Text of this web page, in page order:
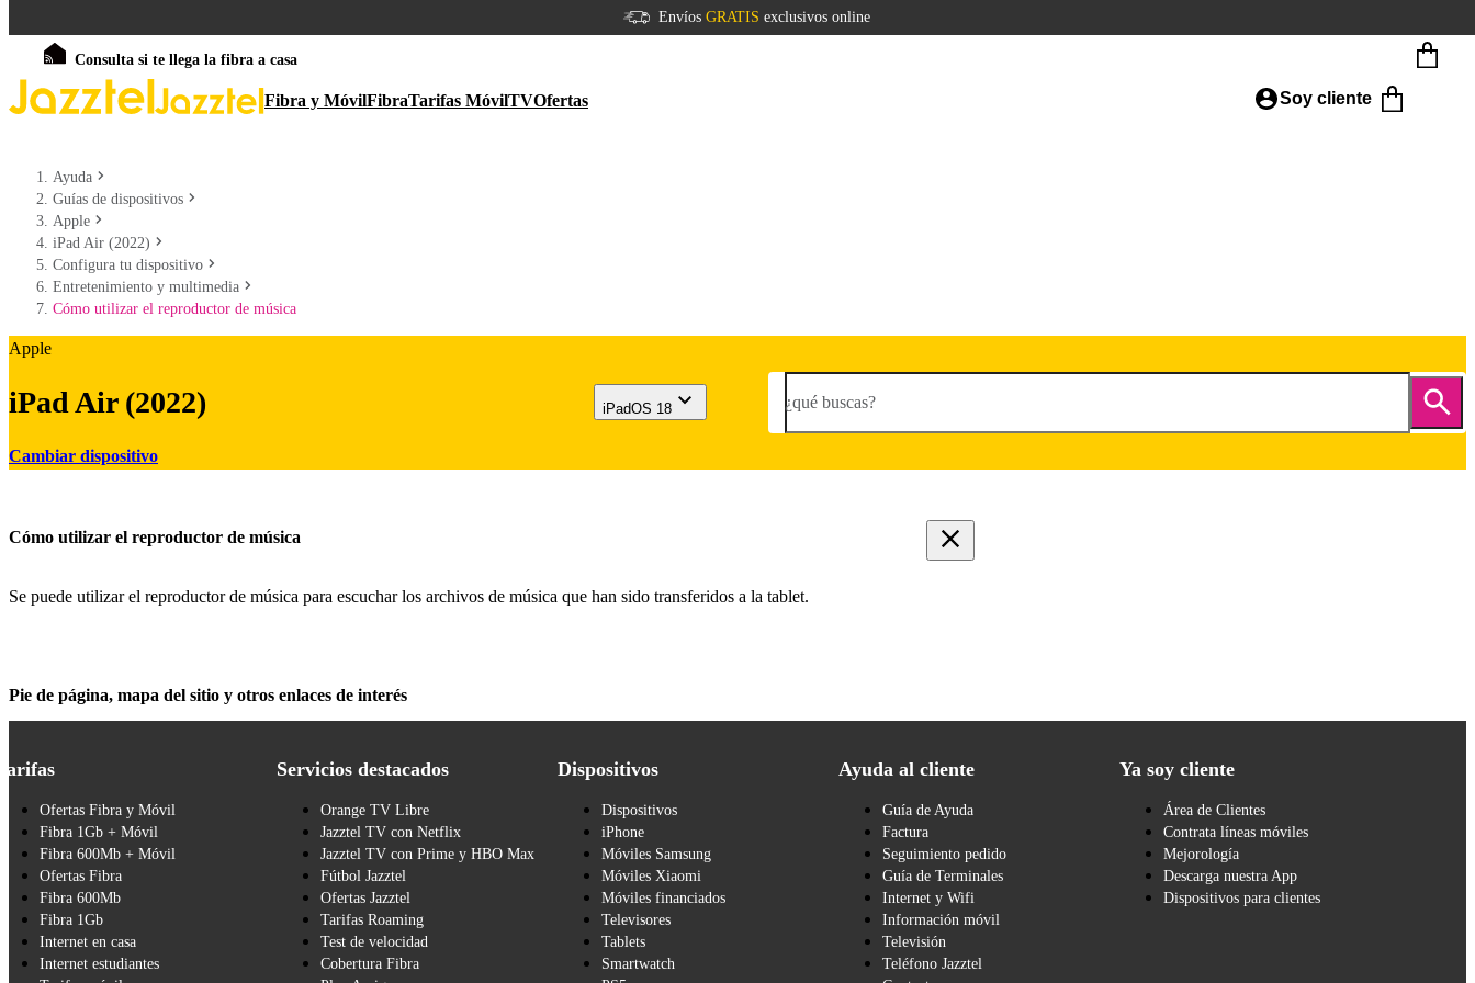
Envíos GRATIS exclusivos online
Consulta si te llega la fibra a casa
Fibra y MóvilFibraTarifas MóvilTVOfertas Soy cliente
Ayuda
Guías de dispositivos
Apple
iPad Air (2022)
Configura tu dispositivo
Entretenimiento y multimedia
Cómo utilizar el reproductor de música
Apple
iPad Air (2022)
Cambiar dispositivo
iPadOS 18 ¿qué buscas?
Cómo utilizar el reproductor de música
Se puede utilizar el reproductor de música para escuchar los archivos de música que han sido transferidos a la tablet.
Pie de página, mapa del sitio y otros enlaces de interés
Ofertas Fibra y Móvil
Fibra 1Gb + Móvil
Fibra 600Mb + Móvil
Ofertas Fibra
Fibra 600Mb
Fibra 1Gb
Internet en casa
Internet estudiantes
Servicios destacados
Orange TV Libre
Jazztel TV con Netflix
Jazztel TV con Prime y HBO Max
Fútbol Jazztel
Ofertas Jazztel
Tarifas Roaming
Test de velocidad
Cobertura Fibra
Dispositivos
Dispositivos
iPhone
Móviles Samsung
Móviles Xiaomi
Móviles financiados
Televisores
Tablets
Smartwatch
Ayuda al cliente
Guía de Ayuda
Factura
Seguimiento pedido
Guía de Terminales
Internet y Wifi
Información móvil
Televisión
Teléfono Jazztel
Ya soy cliente
Área de Clientes
Contrata líneas móviles
Mejorología
Descarga nuestra App
Dispositivos para clientes